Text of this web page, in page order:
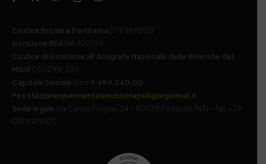
Codice fiscale e Partita Iva 07936981211
Iscrizione REA NA 920756
Codice di iscrizione all’Anagrafe Nazionale delle Ricerche del
MIUR 000290_EIRI
Capitale Sociale Euro 9.690.240,00
Pec stazionesperimentaleindustriapelli@legalmail.it
Sede legale
Via Campi Flegrei, 34 – 80078 Pozzuoli (NA) – Tel. +39
081 5979100